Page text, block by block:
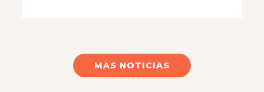
MAS NOTICIAS